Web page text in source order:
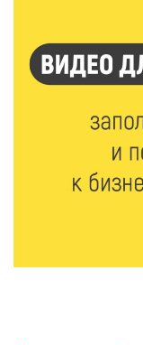
6 Авг 2026 15:48
Голубев
6 Авг 2026
От Твери до
Владимира